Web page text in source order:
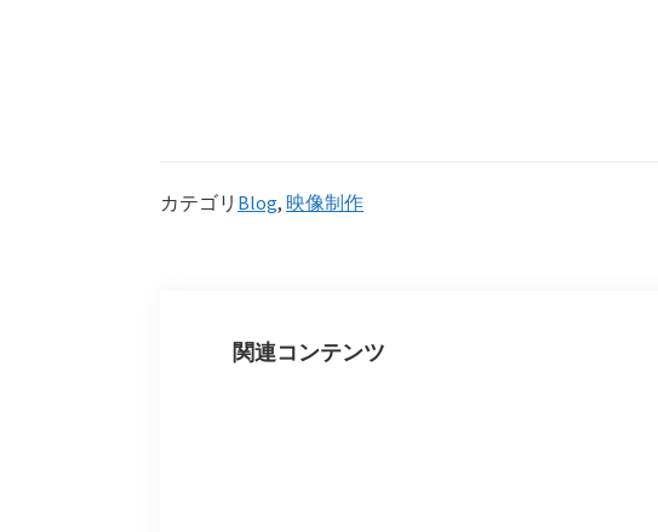
カテゴリ Blog, 映像制作
関連コンテンツ